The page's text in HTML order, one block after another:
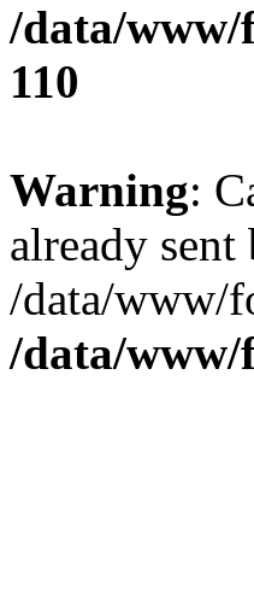
/data/www/
110
Warning:
already
/data/www/
/data/www/